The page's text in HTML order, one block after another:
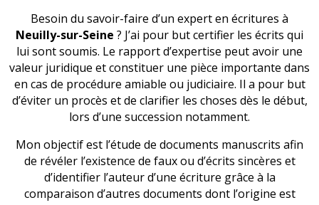
Besoin du savoir-faire d’un expert en écritures à
Neuilly-sur-Seine ? J’ai pour but certifier les écrits qui
lui sont soumis. Le rapport d’expertise peut avoir une
valeur juridique et constituer une pièce importante dans
en cas de procédure amiable ou judiciaire. Il a pour but
d’éviter un procès et de clarifier les choses dès le début,
lors d’une succession notamment.
Mon objectif est l’étude de documents manuscrits afin
de révéler l’existence de faux ou d’écrits sincères et
d’identifier l’auteur d’une écriture grâce à la
comparaison d’autres documents dont l’origine est